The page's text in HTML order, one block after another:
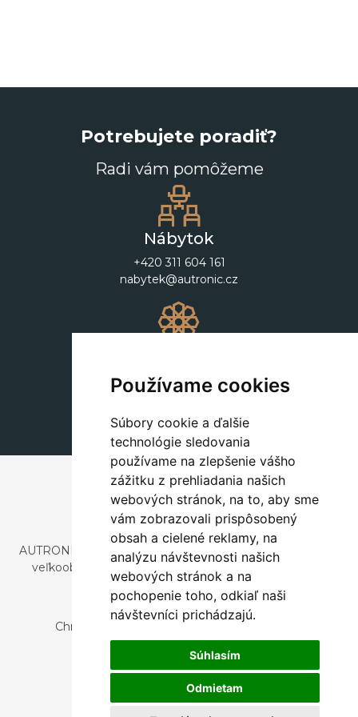
Používame cookies
Súbory cookie a ďalšie
technológie sledovania
používame na zlepšenie vášho
zážitku z prehliadania našich
webových stránok, na to, aby sme
vám zobrazovali prispôsobený
obsah a cielené reklamy, na
analýzu návštevnosti našich
webových stránok a na
pochopenie toho, odkiaľ naši
návštevníci prichádzajú.
Súhlasím
Odmietam
Potrebujete poradiť?
Radi vám pomôžeme
Nábytok
+420 311 604 161
nabytek@autronic.cz
+420 311 604 182
dekorace@autronic.cz
AUTRONIC, s.r.o. je spoločnosť zaoberajúca sa dovozom a
veľkoobchodným predajom dizajnového aj štýlového
nábytku a dekorácií.
Česká republika
Chrustenice 270, 267 12 Loděnice u Berouna
Slovensko
Nová 366, 032 02 Závažná Poruba